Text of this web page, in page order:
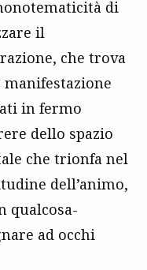
di
il
che trova
in fermo
dello spazio
che trionfa nel
dell’animo,
qualcosa-
ad occhi